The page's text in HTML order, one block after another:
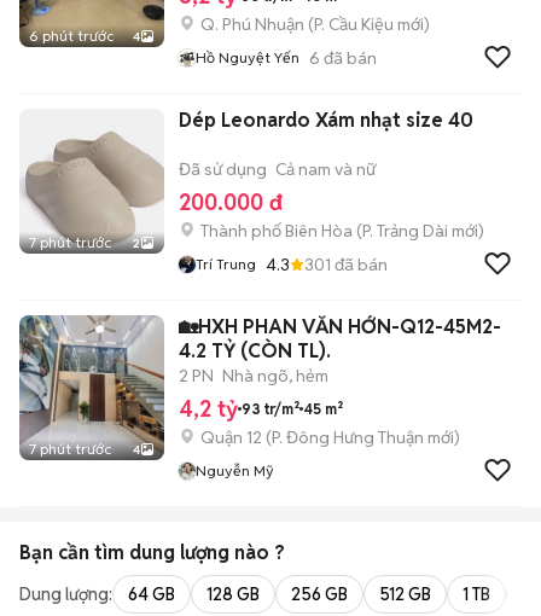
6 phút trước 4
Q. Phú Nhuận (P. Cầu Kiệu mới)
Hồ Nguyệt Yến 6 đã bán
7 phút trước 2
Dép Leonardo Xám nhạt size 40
Đã sử dụng Cả nam và nữ
200.000 đ
Thành phố Biên Hòa (P. Trảng Dài mới)
Trí Trung 4.3 301 đã bán
7 phút trước 4
🏡HXH PHAN VĂN HỚN-Q12-45M2-
4.2 TỶ (CÒN TL).
2 PN Nhà ngõ, hẻm
4,2 tỷ 93 tr/m² 45 m²
Quận 12 (P. Đông Hưng Thuận mới)
Nguyễn Mỹ
Bạn cần tìm dung lượng nào ?
Dung lượng: 64 GB 128 GB 256 GB 512 GB 1 TB